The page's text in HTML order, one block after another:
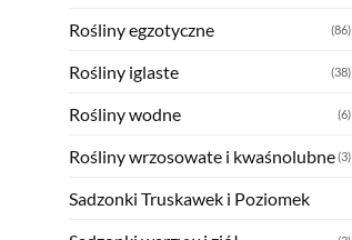
Rośliny egzotyczne (86)
Rośliny iglaste (38)
Rośliny wodne (6)
Rośliny wrzosowate i kwaśnolubne(3)
Sadzonki Truskawek i Poziomek